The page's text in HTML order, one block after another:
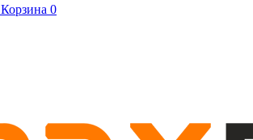
Корзина 0